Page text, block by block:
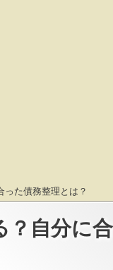
った債務整理とは？
自分に